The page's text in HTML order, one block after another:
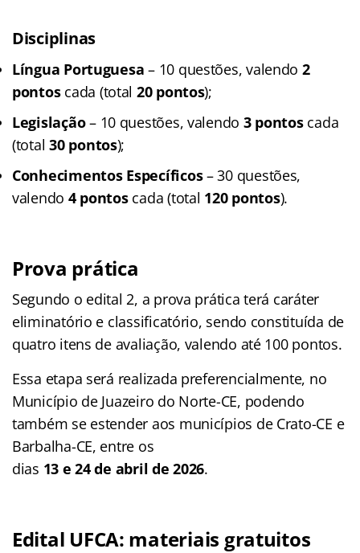
Disciplinas
Língua Portuguesa – 10 questões, valendo 2
pontoscada (total 20 pontos);
Legislação– 10 questões, valendo 3 pontoscada
(total30 pontos);
Conhecimentos Específicos– 30 questões,
valendo 4 pontoscada (total 120 pontos).
Prova prática
Segundo o edital 2, a prova prática terá caráter
eliminatório e classificatório, sendo constituída de
quatro itens de avaliação, valendo até 100 pontos.
Essa etapa será realizada preferencialmente, no
Município de Juazeiro do Norte-CE, podendo
também se estender aos municípios de Crato-CE e
Barbalha-CE, entre os
dias 13 e 24 de abril de 2026.
Edital UFCA: materiais gratuitos